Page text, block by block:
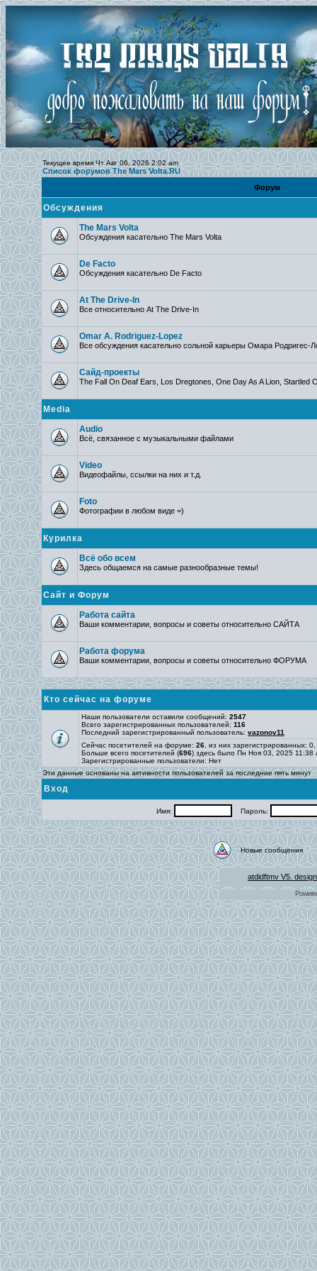
Текущее время Чт Авг 06, 2026 2:02 am
Список форумов The Mars Volta.RU
Форум
Обсуждения
The Mars Volta
Обсуждения касательно The Mars Volta
De Facto
Обсуждения касательно De Facto
At The Drive-In
Все относительно At The Drive-In
Omar A. Rodriguez-Lopez
Все обсуждения касательно сольной карьеры Омара Родригес-
Сайд-проекты
The Fall On Deaf Ears, Los Dregtones, One Day As A Lion, Startled
Media
Audio
Всё, связанное с музыкальными файлами
Video
Видеофайлы, ссылки на них и т.д.
Foto
Фотографии в любом виде =)
Курилка
Всё обо всем
Здесь общаемся на самые разнообразные темы!
Сайт и Форум
Работа сайта
Ваши комментарии, вопросы и советы относительно САЙТА
Работа форума
Ваши комментарии, вопросы и советы относительно ФОРУМА
Кто сейчас на форуме
Наши пользователи оставили сообщений: 2547
Всего зарегистрированных пользователей: 116
Последний зарегистрированный пользователь: vazonov11
Сейчас посетителей на форуме: 26 , из них зарегистрированных:
Больше всего посетителей (696) здесь было Пн Ноя 03, 2025 11:38
Зарегистрированные пользователи: Нет
Эти данные основаны на активности пользователей за последние пять минут
Вход
Имя: Пароль:
Новые сообщения
atdidftmv V5.